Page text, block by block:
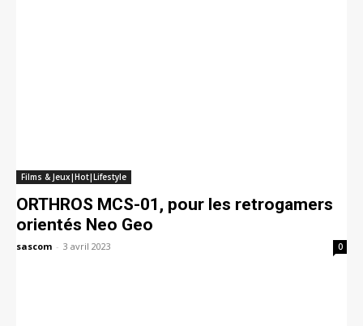
Films & Jeux|Hot|Lifestyle
ORTHROS MCS-01, pour les retrogamers
orientés Neo Geo
sascom - 3 avril 2023 0